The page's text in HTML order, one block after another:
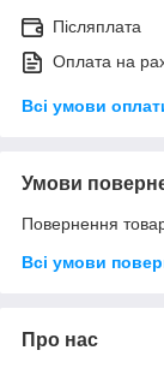
Післяплата
Оплата на
Всі умови
Умови
Повернення
Всі умови
Про нас